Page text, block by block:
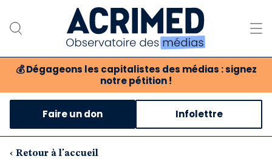
💰 Dégageons les capitalistes des médias : signez
notre pétition !
Notre association
Notre critique des médias
Nos propositions
Faire un don Infolettre
‹ Retour à l'accueil